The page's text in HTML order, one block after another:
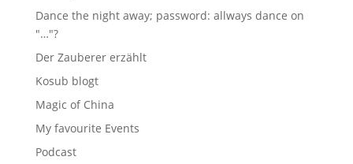
Dance the night away; password: allways dance on
"…"?
Der Zauberer erzählt
Kosub blogt
Magic of China
My favourite Events
Podcast